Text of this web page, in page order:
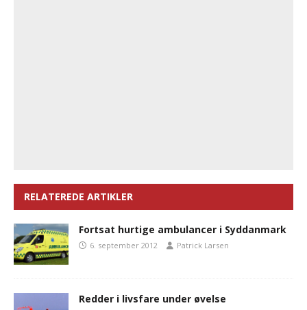
RELATEREDE ARTIKLER
Fortsat hurtige ambulancer i Syddanmark
6. september 2012 Patrick Larsen
Redder i livsfare under øvelse